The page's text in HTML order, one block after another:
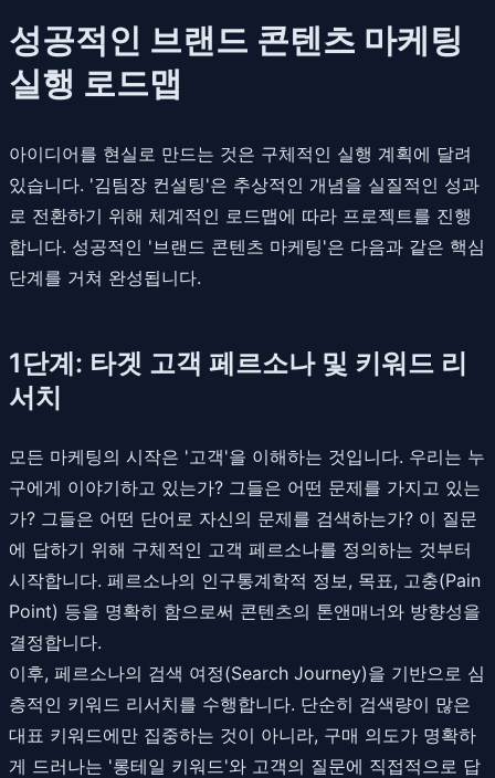
성공적인 브랜드 콘텐츠 마케팅
실행 로드맵
아이디어를 현실로 만드는 것은 구체적인 실행 계획에 달려
있습니다. '김팀장 컨설팅'은 추상적인 개념을 실질적인 성과
로 전환하기 위해 체계적인 로드맵에 따라 프로젝트를 진행
합니다. 성공적인 '브랜드 콘텐츠 마케팅'은 다음과 같은 핵심
단계를 거쳐 완성됩니다.
1단계: 타겟 고객 페르소나 및 키워드 리
서치
모든 마케팅의 시작은 '고객'을 이해하는 것입니다. 우리는 누
구에게 이야기하고 있는가? 그들은 어떤 문제를 가지고 있는
가? 그들은 어떤 단어로 자신의 문제를 검색하는가? 이 질문
에 답하기 위해 구체적인 고객 페르소나를 정의하는 것부터
시작합니다. 페르소나의 인구통계학적 정보, 목표, 고충(Pain
Point) 등을 명확히 함으로써 콘텐츠의 톤앤매너와 방향성을
결정합니다.
이후, 페르소나의 검색 여정(Search Journey)을 기반으로 심
층적인 키워드 리서치를 수행합니다. 단순히 검색량이 많은
대표 키워드에만 집중하는 것이 아니라, 구매 의도가 명확하
게 드러나는 '롱테일 키워드'와 고객의 질문에 직접적으로 답